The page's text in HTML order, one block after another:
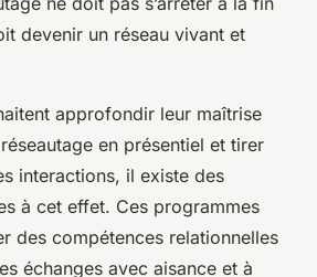
devenir un réseau vivant et
approfondir leur maîtrise
en présentiel et tirer
interactions, il existe des
à cet effet. Ces programmes
des compétences relationnelles
échanges avec aisance et à